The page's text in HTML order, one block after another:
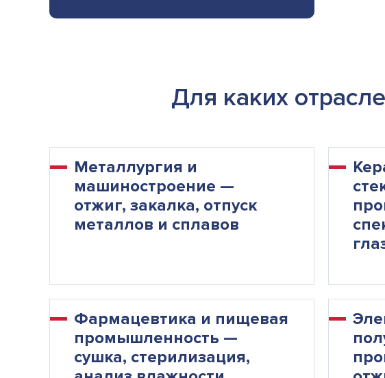
Для каких
Металлургия и
машиностроение —
отжиг, закалка, отпуск
металлов и сплавов
Фармацевтика и пищевая
промышленность —
сушка, стерилизация,